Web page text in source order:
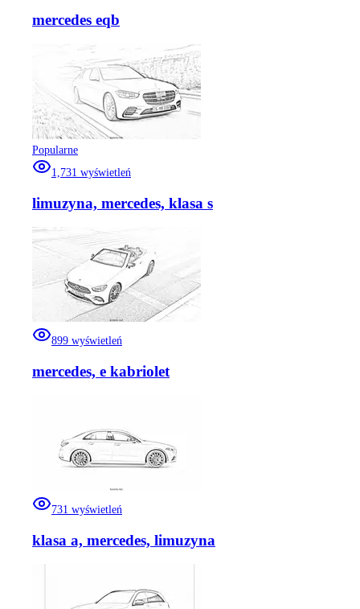
mercedes eqb
Popularne
1,731 wyświetleń
limuzyna, mercedes, klasa s
899 wyświetleń
mercedes, e kabriolet
731 wyświetleń
klasa a, mercedes, limuzyna